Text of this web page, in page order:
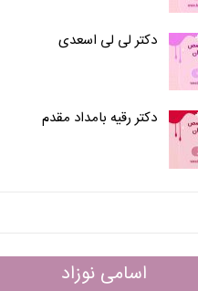
دکتر لی لی اسعدی
دکتر رقیه بامداد مقدم
اسامی نوزاد